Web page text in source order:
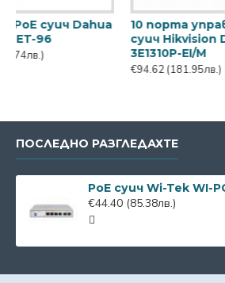
Dahua
10 порта управляем PoE
суич Hikvision DS-
3E1310P-EI/M
(181.95лв.)
ПОСЛЕДНО РАЗГЛЕДАХТЕ
€44.40 (85.38лв.)